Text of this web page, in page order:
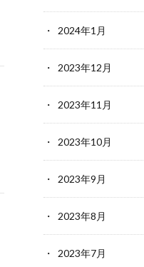
2024年1月
2023年12月
2023年11月
2023年10月
2023年9月
2023年8月
2023年7月